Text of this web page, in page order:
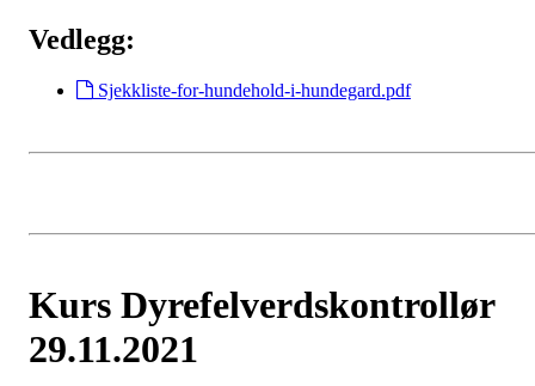
Vedlegg:
Sjekkliste-for-hundehold-i-hundegard.pdf
Kurs Dyrefelverdskontrollør
29.11.2021